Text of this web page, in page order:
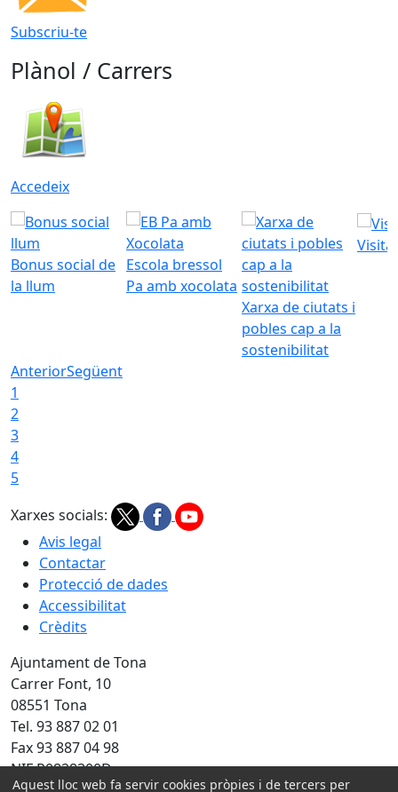
Subscriu-te
Plànol / Carrers
Accedeix
Bonus social de
la llum
Escola bressol
Pa amb xocolata
Xarxa de ciutats i
pobles cap a la
sostenibilitat
Visita
AnteriorSegüent
1
2
3
4
5
Xarxes socials:
Avis legal
Contactar
Protecció de dades
Accessibilitat
Crèdits
Ajuntament de Tona
Carrer Font, 10
08551 Tona
Tel. 93 887 02 01
Fax 93 887 04 98
NIF P0828300D
Aquest lloc web fa servir cookies pròpies i de tercers per